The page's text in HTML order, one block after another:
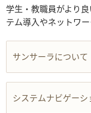
学生・教職員がより
テム導入やネットワー
サンサーラについて
システムナビゲーシ